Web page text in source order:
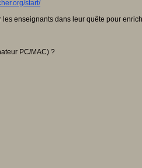
start/
enseignants dans leur quête pour
PC/MAC) ?